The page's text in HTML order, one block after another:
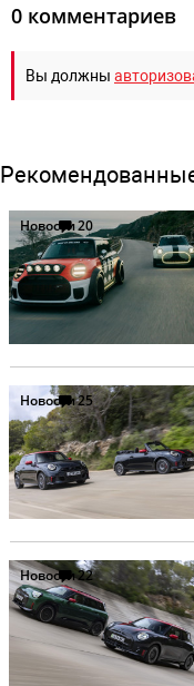
0 комментариев
Вы должны
Новости20
Новости25
Новости22